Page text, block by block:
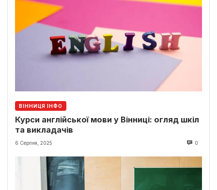
ВІННИЦЯ ІНФО
Курси англійської мови у Вінниці: огляд шкіл
та викладачів
6 Серпня, 2025 0